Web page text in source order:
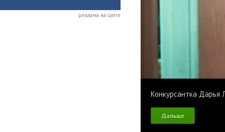
реклама на сайте
Конкурсантка Дарья
Дальше